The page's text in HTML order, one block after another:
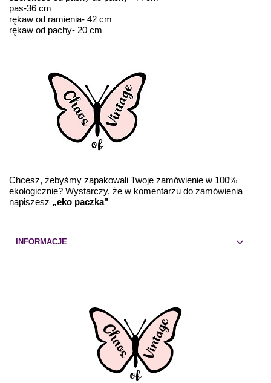
pas-36 cm
rękaw od ramienia- 42 cm
rękaw od pachy- 20 cm
Chcesz, żebyśmy zapakowali Twoje zamówienie w 100%
ekologicznie? Wystarczy, że w komentarzu do zamówienia
napiszesz „eko paczka"
INFORMACJE